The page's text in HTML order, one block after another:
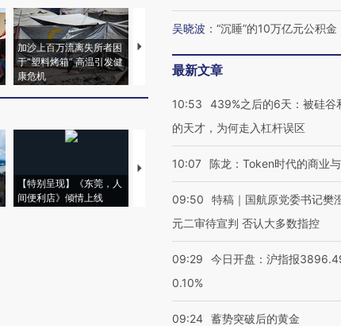
加沙上百万流离失所者困
于“塑料烤箱” 高温引发健
康危机
视线｜HYROX的吸金
术：是什么让中产们甘
心“花钱找虐”？
【特别呈现】《东莞，人
间便利店》倾情上线
【推广】走进第四届链博
会，让数智科技“链”接产
【特别呈现】寻
有意思的生活方式
吴晓波 ： “沉睡”的10万亿元公积金
最新文章
10:53
439%之后的6天：被硅谷
的天才，为何走入杠杆误区
10:07 陈龙：Token时代的商业
09:50
特稿｜国航原党委书记樊
元二审待宣判 否认大多数指控
09:29
今日开盘：沪指报
0.10%
09:24 蓄势突破后的黄金